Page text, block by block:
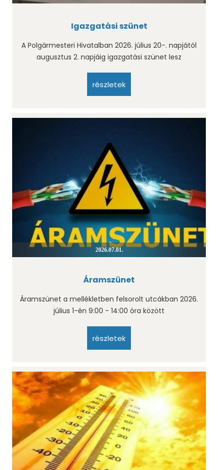
Igazgatási szünet
A Polgármesteri Hivatalban 2026. július 20-. napjától
augusztus 2. napjáig igazgatási szünet lesz
részletek
2026.07.01.
Áramszünet
Áramszünet a mellékletben felsorolt utcákban 2026.
július 1-én 9:00 - 14:00 óra között
részletek